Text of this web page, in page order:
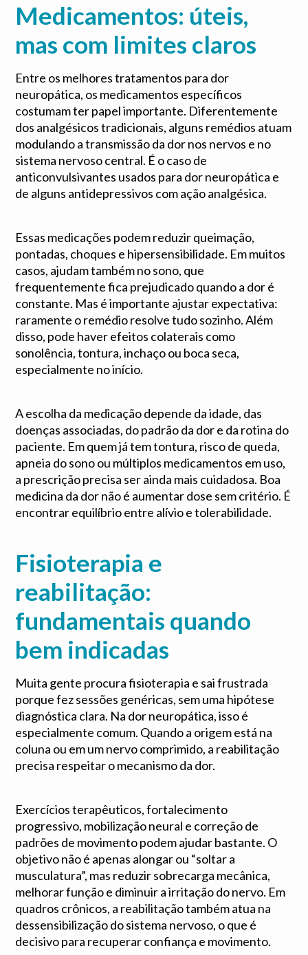
Medicamentos: úteis,
mas com limites claros
Entre os melhores tratamentos para dor
neuropática, os medicamentos específicos
costumam ter papel importante. Diferentemente
dos analgésicos tradicionais, alguns remédios atuam
modulando a transmissão da dor nos nervos e no
sistema nervoso central. É o caso de
anticonvulsivantes usados para dor neuropática e
de alguns antidepressivos com ação analgésica.
Essas medicações podem reduzir queimação,
pontadas, choques e hipersensibilidade. Em muitos
casos, ajudam também no sono, que
frequentemente fica prejudicado quando a dor é
constante. Mas é importante ajustar expectativa:
raramente o remédio resolve tudo sozinho. Além
disso, pode haver efeitos colaterais como
sonolência, tontura, inchaço ou boca seca,
especialmente no início.
A escolha da medicação depende da idade, das
doenças associadas, do padrão da dor e da rotina do
paciente. Em quem já tem tontura, risco de queda,
apneia do sono ou múltiplos medicamentos em uso,
a prescrição precisa ser ainda mais cuidadosa. Boa
medicina da dor não é aumentar dose sem critério. É
encontrar equilíbrio entre alívio e tolerabilidade.
Fisioterapia e
reabilitação:
fundamentais quando
bem indicadas
Muita gente procura fisioterapia e sai frustrada
porque fez sessões genéricas, sem uma hipótese
diagnóstica clara. Na dor neuropática, isso é
especialmente comum. Quando a origem está na
coluna ou em um nervo comprimido, a reabilitação
precisa respeitar o mecanismo da dor.
Exercícios terapêuticos, fortalecimento
progressivo, mobilização neural e correção de
padrões de movimento podem ajudar bastante. O
objetivo não é apenas alongar ou “soltar a
musculatura”, mas reduzir sobrecarga mecânica,
melhorar função e diminuir a irritação do nervo. Em
quadros crônicos, a reabilitação também atua na
dessensibilização do sistema nervoso, o que é
decisivo para recuperar confiança e movimento.